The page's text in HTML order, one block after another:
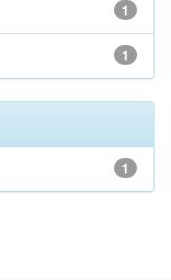
1
1
1